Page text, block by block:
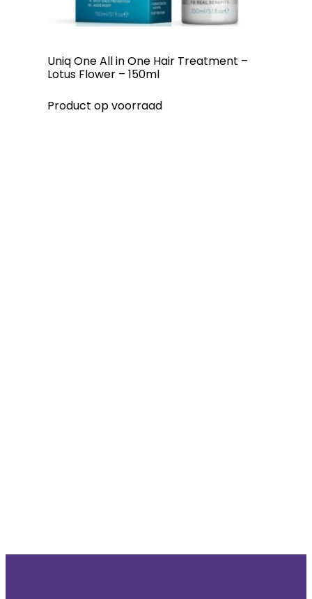
Uniq One All in One Hair Treatment –
Lotus Flower – 150ml
Product op voorraad